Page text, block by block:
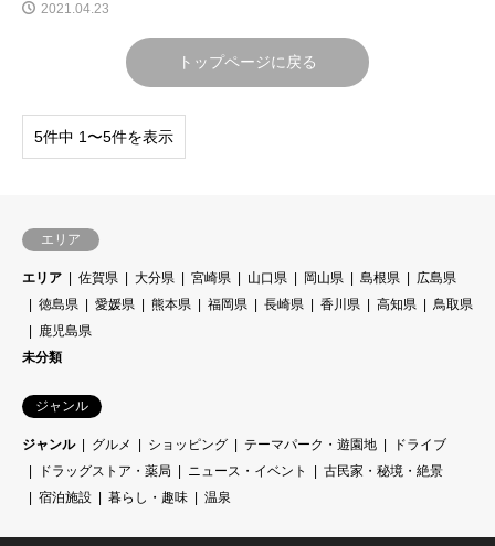
2021.04.23
トップページに戻る
5件中 1〜5件を表示
エリア
エリア 佐賀県 大分県 宮崎県 山口県 岡山県 島根県
広島県
徳島県
愛媛県 熊本県 福岡県 長崎県 香川県 高知県
鳥取県
鹿児島県
未分類
ジャンル
ジャンル グルメ ショッピング テーマパーク・遊園地
ドライブ
ドラッグストア・薬局
ニュース・イベント
古民家・秘境・絶景
宿泊施設
暮らし・趣味 温泉